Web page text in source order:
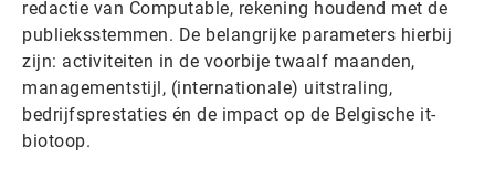
redactie van Computable, rekening houdend met de
publieksstemmen. De belangrijke parameters hierbij
zijn: activiteiten in de voorbije twaalf maanden,
managementstijl, (internationale) uitstraling,
bedrijfsprestaties én de impact op de Belgische it-
biotoop.